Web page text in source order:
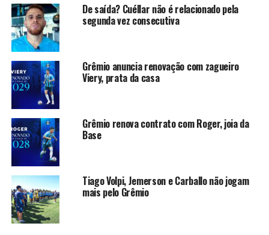
Sendo um dos principais alvos do Grêmio na próxima
janela de transferências, Michael foi visto chegando ao
Brasil. A informação foi compartilhada pelo repórter
Matheus D’Ávila, da Band, que conversou rapidamente
com o atleta.
Ao se encontrar com o jogador no aeroporto de
Guarulhos, em São Paulo, Matheus D’Ávila perguntou ao
jogador sobre o
Imortal.
“Eu fiz a pergunta que
qualquer torcedor do
Grêmio, qualquer pessoa
que esteja envolvida no
De saída? Cuéllar não é relacionado pela
segunda vez consecutiva
Grêmio anuncia renovação com zagueiro
Viery, prata da casa
Grêmio renova contrato com Roger, joia da
Base
Tiago Volpi, Jemerson e Carballo não jogam
mais pelo Grêmio